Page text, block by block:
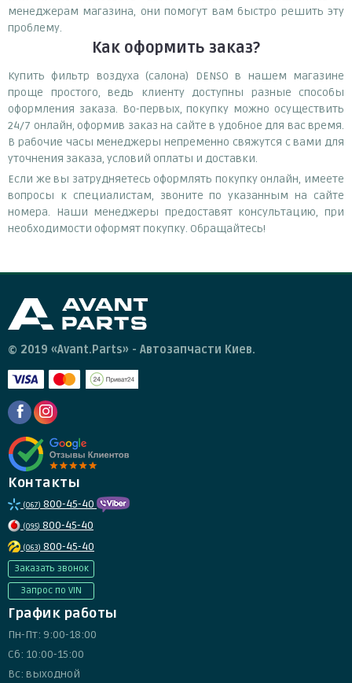
менеджерам магазина, они помогут вам быстро решить эту
проблему.
Как оформить заказ?
Купить фильтр воздуха (салона) DENSO в нашем магазине
проще простого, ведь клиенту доступны разные способы
оформления заказа. Во-первых, покупку можно осуществить
24/7 онлайн, оформив заказ на сайте в удобное для вас время.
В рабочие часы менеджеры непременно свяжутся с вами для
уточнения заказа, условий оплаты и доставки.
Если же вы затрудняетесь оформлять покупку онлайн, имеете
вопросы к специалистам, звоните по указанным на сайте
номера. Наши менеджеры предоставят консультацию, при
необходимости оформят покупку. Обращайтесь!
© 2019 «Avant.Parts» - Автозапчасти Киев.
Контакты
(067) 800-45-40
(095) 800-45-40
(063) 800-45-40
Заказать звонок
Запрос по VIN
График работы
Пн-Пт: 9:00-18:00
Сб: 10:00-15:00
Вс: выходной